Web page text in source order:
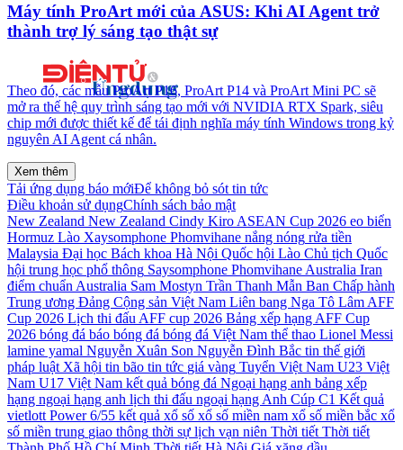
Máy tính ProArt mới của ASUS: Khi AI Agent trở
thành trợ lý sáng tạo thật sự
Theo đó, các mẫu ProArt P16, ProArt P14 và ProArt Mini PC sẽ
mở ra thế hệ quy trình sáng tạo mới với NVIDIA RTX Spark, siêu
chip mới được thiết kế để tái định nghĩa máy tính Windows trong kỷ
nguyên AI Agent cá nhân.
Xem thêm
Tải ứng dụng báo mớiĐể không bỏ sót tin tức
Điều khoản sử dụngChính sách bảo mật
New Zealand New Zealand Cindy Kiro ASEAN Cup 2026 eo biển
Hormuz Lào Xaysomphone Phomvihane nắng nóng rửa tiền
Malaysia Đại học Bách khoa Hà Nội Quốc hội Lào Chủ tịch Quốc
hội trung học phổ thông Saysomphone Phomvihane Australia Iran
điểm chuẩn Australia Sam Mostyn Trần Thanh Mẫn Ban Chấp hành
Trung ương Đảng Cộng sản Việt Nam Liên bang Nga Tô Lâm AFF
Cup 2026 Lịch thi đấu AFF cup 2026 Bảng xếp hạng AFF Cup
2026 bóng đá báo bóng đá bóng đá Việt Nam thể thao Lionel Messi
lamine yamal Nguyễn Xuân Son Nguyễn Đình Bắc tin thế giới
pháp luật Xã hội tin bão tin tức giá vàng Tuyển Việt Nam U23 Việt
Nam U17 Việt Nam kết quả bóng đá Ngoại hạng anh bảng xếp
hạng ngoại hạng anh lịch thi đấu ngoại hạng Anh Cúp C1 Kết quả
vietlott Power 6/55 kết quả xổ số xổ số miền nam xổ số miền bắc xổ
số miền trung giao thông thời sự lịch vạn niên Thời tiết Thời tiết